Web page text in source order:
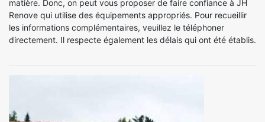
matière. Donc, on peut vous proposer de faire confiance à JH
Renove qui utilise des équipements appropriés. Pour recueillir
les informations complémentaires, veuillez le téléphoner
directement. Il respecte également les délais qui ont été établis.